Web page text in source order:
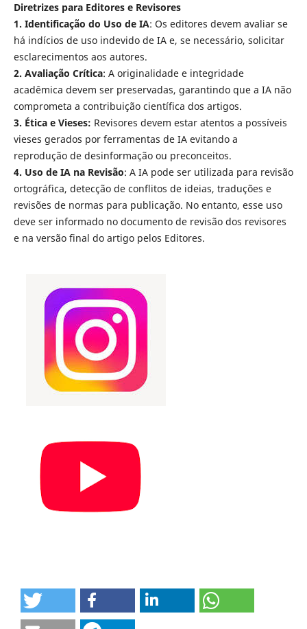
Diretrizes para Editores e Revisores
1. Identificação do Uso de IA: Os editores devem avaliar se
há indícios de uso indevido de IA e, se necessário, solicitar
esclarecimentos aos autores.
2. Avaliação Crítica: A originalidade e integridade
acadêmica devem ser preservadas, garantindo que a IA não
comprometa a contribuição científica dos artigos.
3. Ética e Vieses: Revisores devem estar atentos a possíveis
vieses gerados por ferramentas de IA evitando a
reprodução de desinformação ou preconceitos.
4. Uso de IA na Revisão: A IA pode ser utilizada para revisão
ortográfica, detecção de conflitos de ideias, traduções e
revisões de normas para publicação. No entanto, esse uso
deve ser informado no documento de revisão dos revisores
e na versão final do artigo pelos Editores.